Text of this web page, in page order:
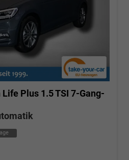
Life Plus 1.5 TSI 7-Gang-